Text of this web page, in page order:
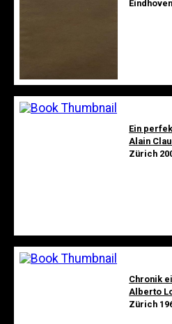
Ein
Alain
Zürich
Chronik
Alberto
Zürich